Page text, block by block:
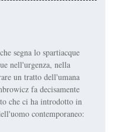
segna lo spartiacque
nell'urgenza, nella
un tratto dell'umana
fa decisamente
che ci ha introdotto in
contemporaneo: